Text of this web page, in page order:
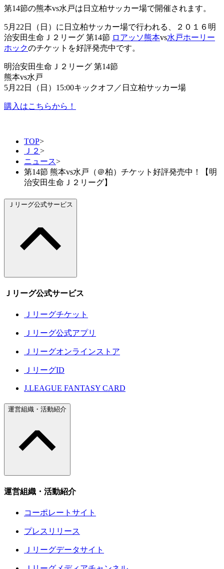
第14節の熊本vs水戸は日立柏サッカー場で開催されます。
5月22日（日）に日立柏サッカー場で行われる、２０１６明
治安田生命Ｊ２リーグ 第14節 ロアッソ熊本vs水戸ホーリー
ホックのチケットを好評発売中です。
明治安田生命Ｊ２リーグ 第14節
熊本vs水戸
5月22日（日）15:00キックオフ／日立柏サッカー場
購入はこちらから！
TOP>
Ｊ２ >
ニュース>
第14節 熊本vs水戸（＠柏）チケット好評発売中！【明
治安田生命Ｊ２リーグ】
Ｊリーグ公式サービス
Ｊリーグ公式サービス
Ｊリーグチケット
Ｊリーグ公式アプリ
Ｊリーグオンラインストア
ＪリーグID
J.LEAGUE FANTASY CARD
運営組織・活動紹介
運営組織・活動紹介
コーポレートサイト
プレスリリース
Ｊリーグデータサイト